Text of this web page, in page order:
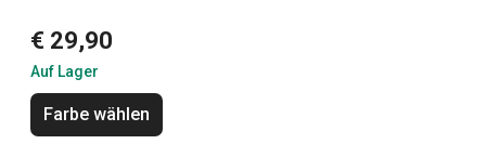
€ 29,90
Auf Lager
Farbe wählen